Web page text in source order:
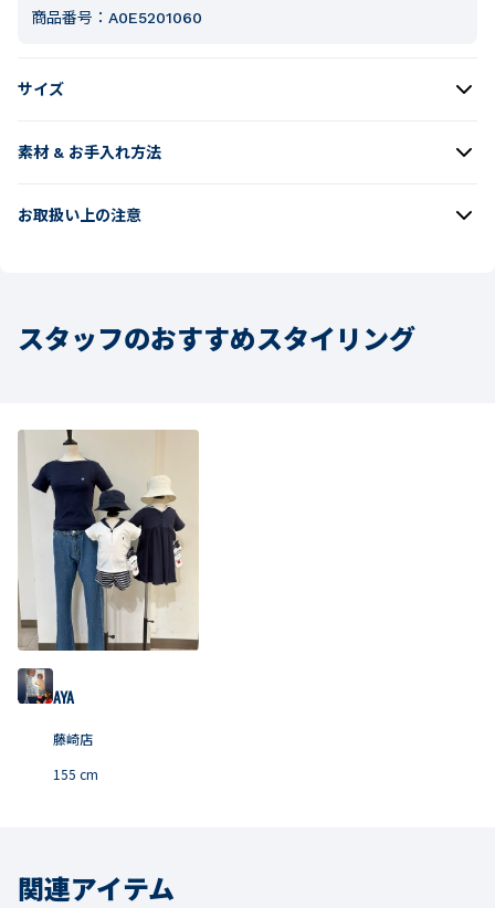
商品番号： A0E5201060
サイズ
素材 & お手入れ方法
お取扱い上の注意
スタッフのおすすめスタイリング
AYA
藤崎店
155 cm
関連アイテム